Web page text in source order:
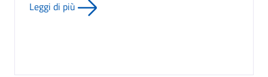
Leggi di più